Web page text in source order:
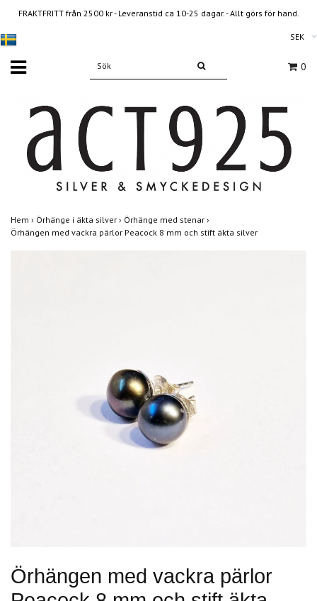
FRAKTFRITT från 2500 kr - Leveranstid ca 10-25 dagar. - Allt görs för hand.
SEK
0
Hem › Örhänge i äkta silver › Örhänge med stenar ›
Örhängen med vackra pärlor Peacock 8 mm och stift äkta silver
Örhängen med vackra pärlor